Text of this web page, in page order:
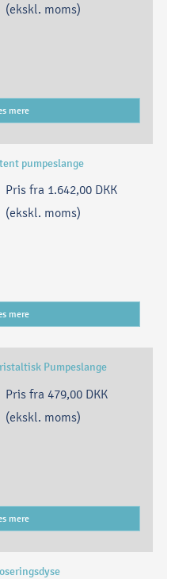
(ekskl. moms)
mere
pumpeslange
Pris fra 1.642,00 DKK
(ekskl. moms)
mere
Pumpeslange
Pris fra 479,00 DKK
(ekskl. moms)
mere